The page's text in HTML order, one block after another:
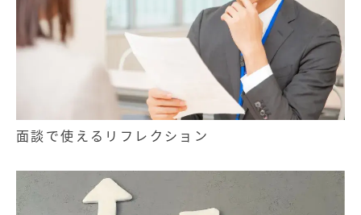
面談で使えるリフレクション